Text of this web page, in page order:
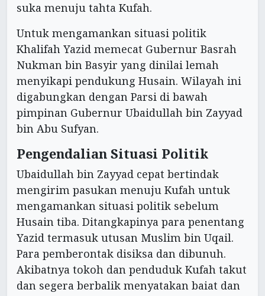
suka menuju tahta Kufah.
Untuk mengamankan situasi politik
Khalifah Yazid memecat Gubernur Basrah
Nukman bin Basyir yang dinilai lemah
menyikapi pendukung Husain. Wilayah ini
digabungkan dengan Parsi di bawah
pimpinan Gubernur Ubaidullah bin Zayyad
bin Abu Sufyan.
Pengendalian Situasi Politik
Ubaidullah bin Zayyad cepat bertindak
mengirim pasukan menuju Kufah untuk
mengamankan situasi politik sebelum
Husain tiba. Ditangkapinya para penentang
Yazid termasuk utusan Muslim bin Uqail.
Para pemberontak disiksa dan dibunuh.
Akibatnya tokoh dan penduduk Kufah takut
dan segera berbalik menyatakan baiat dan